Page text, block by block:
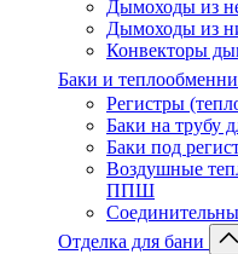
Дымоходы из
Дымоходы из
Конвекторы
Баки и
Регистры
Баки на трубу
Баки под
Воздушные
ППШ
Отделка для бани